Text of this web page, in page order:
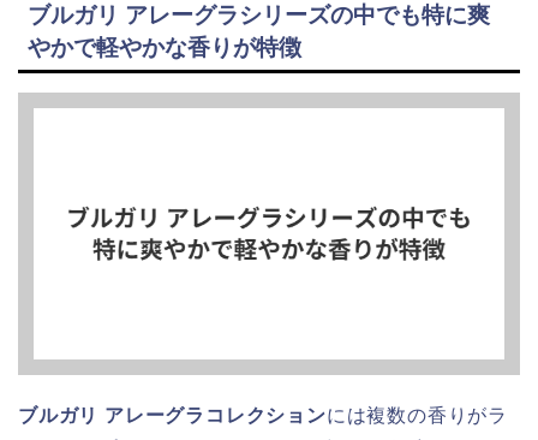
ブルガリ アレーグラシリーズの中でも特に爽
やかで軽やかな香りが特徴
ブルガリ アレーグラコレクションには複数の香りがラ